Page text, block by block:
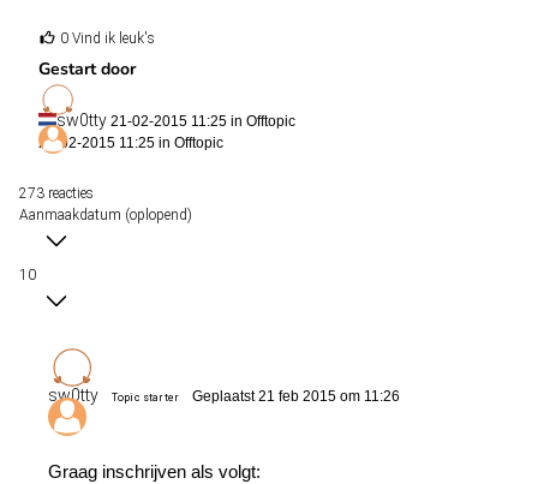
0 Vind ik leuk's
Gestart door
sw0tty 21-02-2015 11:25 in Offtopic
21-02-2015 11:25 in Offtopic
273 reacties
Aanmaakdatum (oplopend)
10
sw0tty Topic starter Geplaatst 21 feb 2015 om 11:26
Graag inschrijven als volgt: